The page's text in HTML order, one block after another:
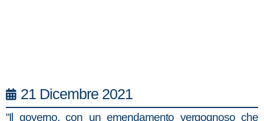
21 Dicembre 2021
“Il governo, con un emendamento vergognoso che